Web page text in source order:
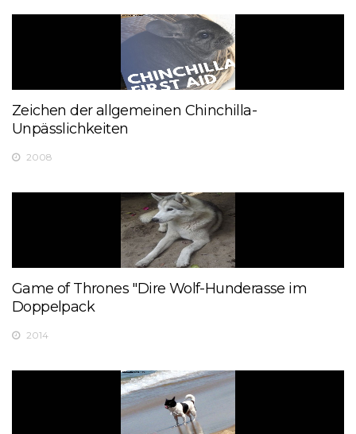
Zeichen der allgemeinen Chinchilla-
Unpässlichkeiten
2008
Game of Thrones "Dire Wolf-Hunderasse im
Doppelpack
2014